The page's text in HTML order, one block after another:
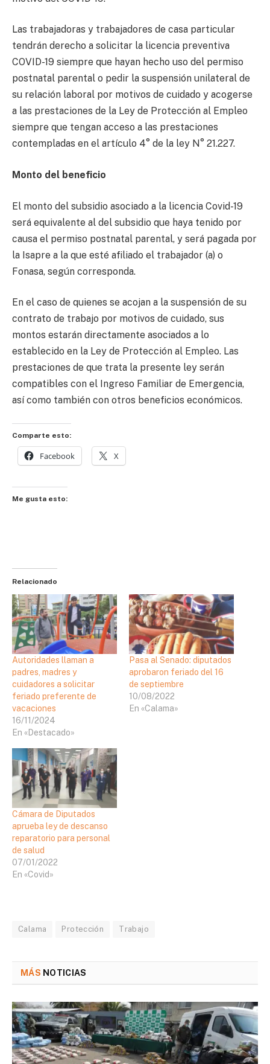
Las trabajadoras y trabajadores de casa particular
tendrán derecho a solicitar la licencia preventiva
COVID-19 siempre que hayan hecho uso del permiso
postnatal parental o pedir la suspensión unilateral de
su relación laboral por motivos de cuidado y acogerse
a las prestaciones de la Ley de Protección al Empleo
siempre que tengan acceso a las prestaciones
contempladas en el artículo 4° de la ley N° 21.227.
Monto del beneficio
El monto del subsidio asociado a la licencia Covid-19
será equivalente al del subsidio que haya tenido por
causa el permiso postnatal parental, y será pagada por
la Isapre a la que esté afiliado el trabajador (a) o
Fonasa, según corresponda.
En el caso de quienes se acojan a la suspensión de su
contrato de trabajo por motivos de cuidado, sus
montos estarán directamente asociados a lo
establecido en la Ley de Protección al Empleo. Las
prestaciones de que trata la presente ley serán
compatibles con el Ingreso Familiar de Emergencia,
así como también con otros beneficios económicos.
Comparte esto:
Facebook X
Me gusta esto:
Relacionado
Autoridades llaman a
padres, madres y
cuidadores a solicitar
feriado preferente de
vacaciones
16/11/2024
En «Destacado»
Pasa al Senado: diputados
aprobaron feriado del 16
de septiembre
10/08/2022
En «Calama»
Cámara de Diputados
aprueba ley de descanso
reparatorio para personal
de salud
07/01/2022
En «Covid»
Calama Protección Trabajo
MÁS NOTICIAS